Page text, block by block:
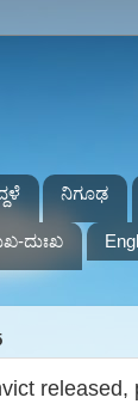
ನಿಗೂಢ
ದುಃಖ